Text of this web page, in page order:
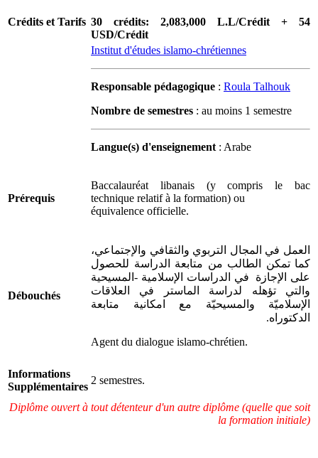
Crédits et Tarifs 30 crédits: 2,083,000 L.L/Crédit + 54
USD/Crédit
Institut d'études islamo-chrétiennes
Responsable pédagogique : Roula Talhouk
Nombre de semestres : au moins 1 semestre
Langue(s) d'enseignement: Arabe
Prérequis
Baccalauréat libanais (y compris le bac
technique relatif à la formation) ou
équivalence officielle.
Débouchés
العمل في المجال التربوي والثقافي والإجتماعي،
كما تمكن الطالب من متابعة الدراسة للحصول
على الإجازة في الدراسات الإسلامية -المسيحية
والتي تؤهله لدراسة الماستر في العلاقات
الإسلاميّة والمسيحيّة مع امكانية متابعة
الدكتوراه.
Agent du dialogue islamo-chrétien.
Informations
Supplémentaires
2 semestres.
Diplôme ouvert à tout détenteur d'un autre diplôme (quelle que soit
la formation initiale)